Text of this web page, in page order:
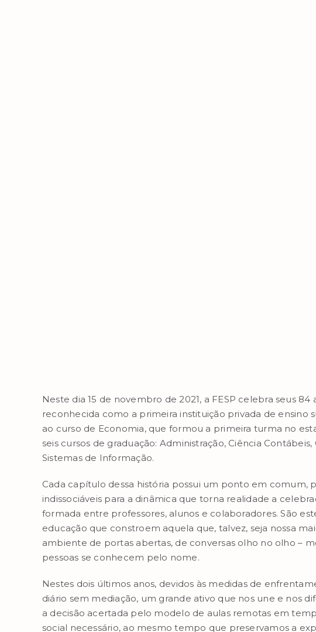
Neste dia 15 de novembro de 2021, a FESP celebra seus
reconhecida como a primeira instituição privada de ensino
ao curso de Economia, que formou a primeira turma no
seis cursos de graduação: Administração, Ciência
Sistemas de Informação.
Cada capítulo dessa história possui um ponto em comum,
indissociáveis para a dinâmica que torna realidade a
formada entre professores, alunos e colaboradores. São
educação que constroem aquela que, talvez, seja nossa
ambiente de portas abertas, de conversas olho no olho –
pessoas se conhecem pelo nome.
Nestes dois últimos anos, devidos às medidas de
diário sem mediação, um grande ativo que nos une e nos
a decisão acertada pelo modelo de aulas remotas em
social necessário, ao mesmo tempo que preservamos a